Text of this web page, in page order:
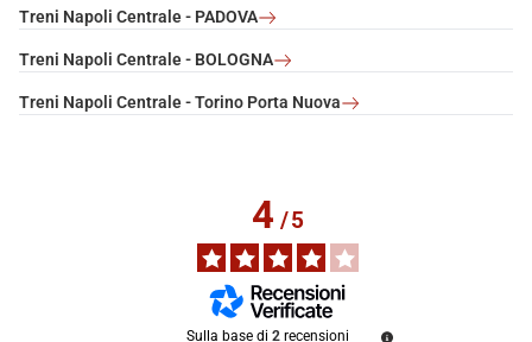
Treni Napoli Centrale - PADOVA
Treni Napoli Centrale - BOLOGNA
Treni Napoli Centrale - Torino Porta Nuova
4/5
Sulla base di 2 recensioni